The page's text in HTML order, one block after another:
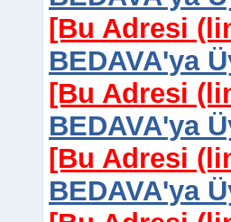
[Bu Adresi
BEDAVA'ya
[Bu Adresi
BEDAVA'ya
[Bu Adresi
BEDAVA'ya